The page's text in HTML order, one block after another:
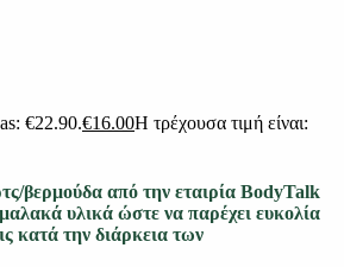
€22.90.€16.00Η τρέχουσα τιμή είναι:
βερμούδα από την εταιρία BodyTalk
υλικά ώστε να παρέχει ευκολία
κατά την διάρκεια των